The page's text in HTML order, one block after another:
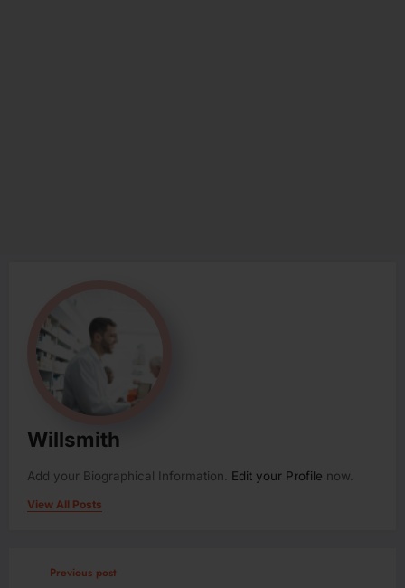
Willsmith
Add your Biographical Information. Edit your Profile now.
View All Posts
Previous post